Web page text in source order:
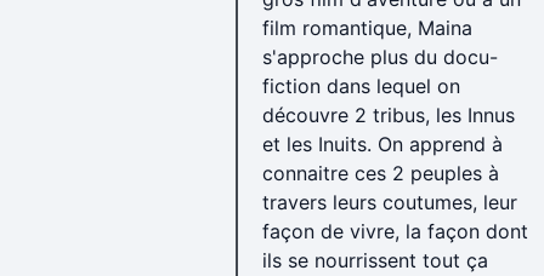
film romantique, Maina
s'approche plus du docu-
fiction dans lequel on
découvre 2 tribus, les Innus
et les Inuits. On apprend à
connaitre ces 2 peuples à
travers leurs coutumes, leur
façon de vivre, la façon dont
ils se nourrissent tout ça